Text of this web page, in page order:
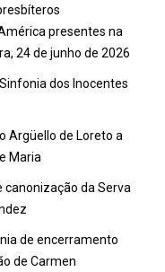
presentes na
24 de junho de 2026
dos Inocentes
Argüello de Loreto a
Maria
canonização da Serva
de encerramento
de Carmen